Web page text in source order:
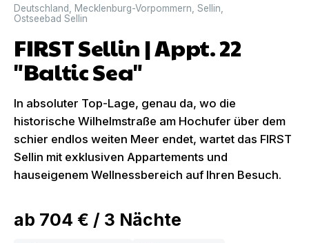
Deutschland Mecklenburg-Vorpommern Sellin
Ostseebad Sellin
FIRST Sellin | Appt. 22
"Baltic Sea"
In absoluter Top-Lage, genau da, wo die
historische Wilhelmstraße am Hochufer über dem
schier endlos weiten Meer endet, wartet das FIRST
Sellin mit exklusiven Appartements und
hauseigenem Wellnessbereich auf Ihren Besuch.
ab 704 € / 3 Nächte